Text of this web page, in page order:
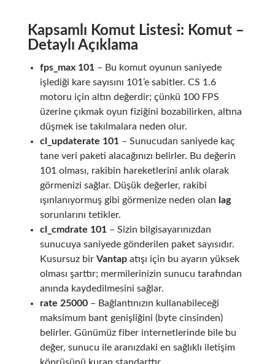
Kapsamlı Komut Listesi: Komut –
Detaylı Açıklama
fps_max 101– Bu komut oyunun saniyede
işlediği kare sayısını 101’e sabitler. CS 1.6
motoru için altın değerdir; çünkü 100 FPS
üzerine çıkmak oyun fiziğini bozabilirken, altına
düşmek ise takılmalara neden olur.
cl_updaterate 101– Sunucudan saniyede kaç
tane veri paketi alacağınızı belirler. Bu değerin
101 olması, rakibin hareketlerini anlık olarak
görmenizi sağlar. Düşük değerler, rakibi
ışınlanıyormuş gibi görmenize neden olan lag
sorunlarını tetikler.
cl_cmdrate 101– Sizin bilgisayarınızdan
sunucuya saniyede gönderilen paket sayısıdır.
Kusursuz bir Vantapatışı için bu ayarın yüksek
olması şarttır; mermilerinizin sunucu tarafından
anında kaydedilmesini sağlar.
rate 25000– Bağlantınızın kullanabileceği
maksimum bant genişliğini (byte cinsinden)
belirler. Günümüz fiber internetlerinde bile bu
değer, sunucu ile aranızdaki en sağlıklı iletişim
köprüsünü kuran standarttır.